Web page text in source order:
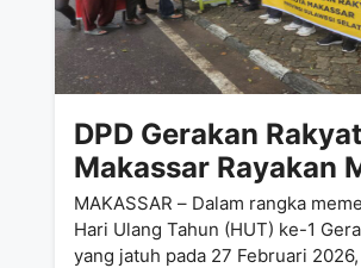
DPD Gerakan Rakyat
Makassar Rayakan
Perdana dengan
Berbagi Takjil
MAKASSAR – Dalam rangka
Hari Ulang Tahun (HUT) ke-1
yang jatuh pada 27 Februari